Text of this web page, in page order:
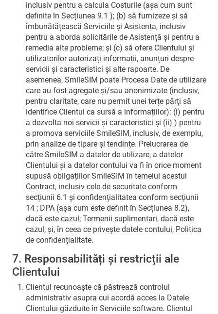
inclusiv pentru a calcula Costurile (așa cum sunt
definite în Secțiunea 9.1 ); (b) să furnizeze și să
îmbunătățească Serviciile și Asistența, inclusiv
pentru a aborda solicitările de Asistență și pentru a
remedia alte probleme; și (c) să ofere Clientului și
utilizatorilor autorizați informații, anunțuri despre
servicii și caracteristici și alte rapoarte. De
asemenea, SmileSIM poate Procesa Date de utilizare
care au fost agregate și/sau anonimizate (inclusiv,
pentru claritate, care nu permit unei terțe părți să
identifice Clientul ca sursă a informațiilor): (i) pentru
a dezvolta noi servicii și caracteristici și (ii) ) pentru
a promova serviciile SmileSIM, inclusiv, de exemplu,
prin analize de tipare și tendințe. Prelucrarea de
către SmileSIM a datelor de utilizare, a datelor
Clientului și a datelor contului va fi în orice moment
supusă obligațiilor SmileSIM în temeiul acestui
Contract, inclusiv cele de securitate conform
secțiunii 6.1 și confidențialitatea conform secțiunii
14 ; DPA (așa cum este definit în Secțiunea 8.2),
dacă este cazul; Termenii suplimentari, dacă este
cazul; și, în ceea ce privește datele contului, Politica
de confidențialitate.
7. Responsabilități și restricții ale
Clientului
Clientul recunoaște că păstrează controlul
administrativ asupra cui acordă acces la Datele
Clientului găzduite în Serviciile software. Clientul